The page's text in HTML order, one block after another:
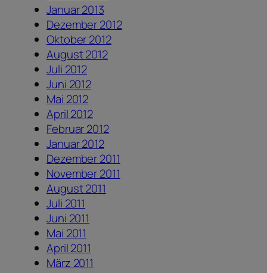
Januar 2013
Dezember 2012
Oktober 2012
August 2012
Juli 2012
Juni 2012
Mai 2012
April 2012
Februar 2012
Januar 2012
Dezember 2011
November 2011
August 2011
Juli 2011
Juni 2011
Mai 2011
April 2011
März 2011